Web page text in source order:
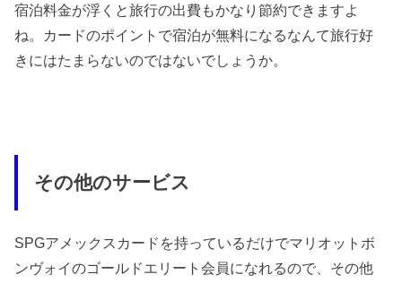
宿泊料金が浮くと旅行の出費もかなり節約できますよ
ね。カードのポイントで宿泊が無料になるなんて旅行好
きにはたまらないのではないでしょうか。
その他のサービス
SPGアメックスカードを持っているだけでマリオットボ
ンヴォイのゴールドエリート会員になれるので、その他